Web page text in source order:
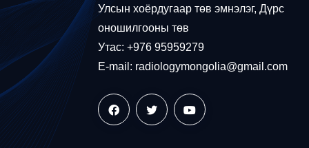
Улсын хоёрдугаар төв эмнэлэг, Дүрс
оношилгооны төв
Утас: +976 95959279
E-mail: radiologymongolia@gmail.com